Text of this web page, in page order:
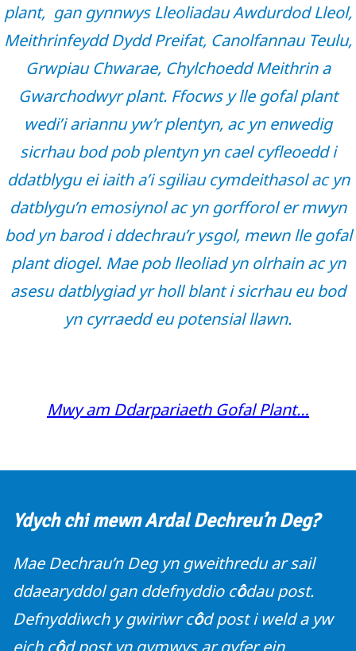
plant, gan gynnwys Lleoliadau Awdurdod Lleol,
Meithrinfeydd Dydd Preifat, Canolfannau Teulu,
Grwpiau Chwarae, Chylchoedd Meithrin a
Gwarchodwyr plant. Ffocws y lle gofal plant
wedi’i ariannu yw’r plentyn, ac yn enwedig
sicrhau bod pob plentyn yn cael cyfleoedd i
ddatblygu ei iaith a’i sgiliau cymdeithasol ac yn
datblygu’n emosiynol ac yn gorfforol er mwyn
bod yn barod i ddechrau’r ysgol, mewn lle gofal
plant diogel. Mae pob lleoliad yn olrhain ac yn
asesu datblygiad yr holl blant i sicrhau eu bod
yn cyrraedd eu potensial llawn.
Mwy am Ddarpariaeth Gofal Plant…
Ydych chi mewn Ardal Dechreu’n Deg?
Mae Dechrau’n Deg yn gweithredu ar sail
ddaearyddol gan ddefnyddio côdau post.
Defnyddiwch y gwiriwr côd post i weld a yw